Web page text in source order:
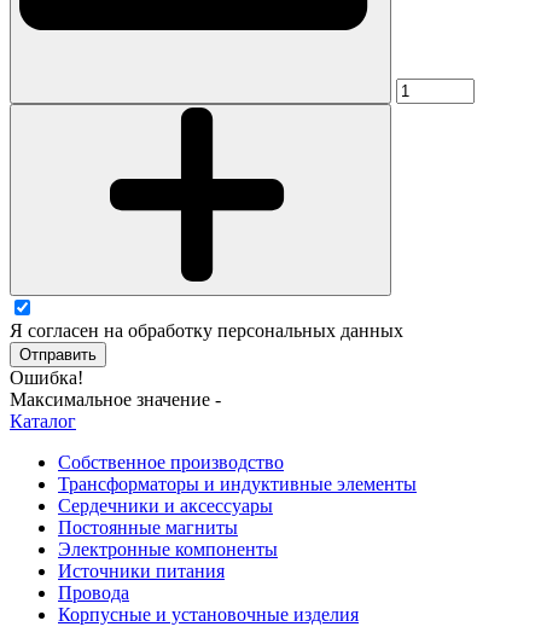
Я согласен на обработку персональных данных
Отправить
Ошибка!
Максимальное значение -
Каталог
Собственное производство
Трансформаторы и индуктивные элементы
Сердечники и аксессуары
Постоянные магниты
Электронные компоненты
Источники питания
Провода
Корпусные и установочные изделия